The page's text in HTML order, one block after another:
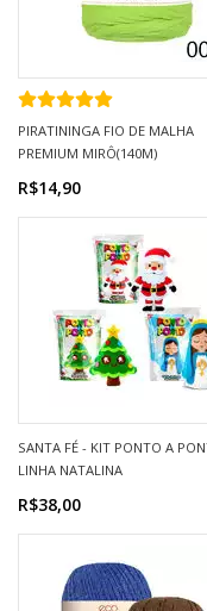
PIRATININGA FIO DE MALHA
PREMIUM MIRÔ(140M)
R$14,90
SANTA FÉ - KIT PONTO A
LINHA NATALINA
R$38,00